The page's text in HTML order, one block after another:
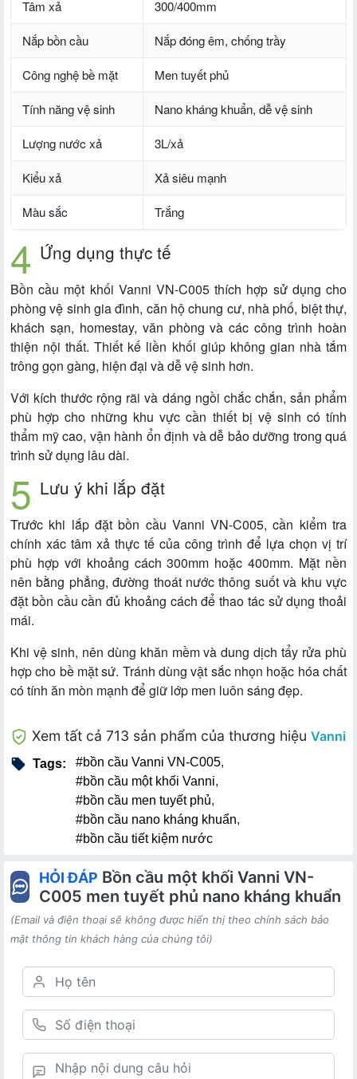
Tâm xả 300/400mm
Nắp bồn cầu Nắp đóng êm, chống trầy
Công nghệ bề mặt Men tuyết phủ
Tính năng vệ sinh Nano kháng khuẩn, dễ vệ sinh
Lượng nước xả 3L/xả
Kiểu xả Xả siêu mạnh
Màu sắc Trắng
Ứng dụng thực tế
Bồn cầu một khối Vanni VN-C005 thích hợp sử dụng cho
phòng vệ sinh gia đình, căn hộ chung cư, nhà phố, biệt thự,
khách sạn, homestay, văn phòng và các công trình hoàn
thiện nội thất. Thiết kế liền khối giúp không gian nhà tắm
trông gọn gàng, hiện đại và dễ vệ sinh hơn.
Với kích thước rộng rãi và dáng ngồi chắc chắn, sản phẩm
phù hợp cho những khu vực cần thiết bị vệ sinh có tính
thẩm mỹ cao, vận hành ổn định và dễ bảo dưỡng trong quá
trình sử dụng lâu dài.
Lưu ý khi lắp đặt
Trước khi lắp đặt bồn cầu Vanni VN-C005, cần kiểm tra
chính xác tâm xả thực tế của công trình để lựa chọn vị trí
phù hợp với khoảng cách 300mm hoặc 400mm. Mặt nền
nên bằng phẳng, đường thoát nước thông suốt và khu vực
đặt bồn cầu cần đủ khoảng cách để thao tác sử dụng thoải
mái.
Khi vệ sinh, nên dùng khăn mềm và dung dịch tẩy rửa phù
hợp cho bề mặt sứ. Tránh dùng vật sắc nhọn hoặc hóa chất
có tính ăn mòn mạnh để giữ lớp men luôn sáng đẹp.
Xem tất cả 713 sản phẩm của thương hiệu Vanni
Tags: #bồn cầu Vanni VN-C005,
#bồn cầu một khối Vanni,
#bồn cầu men tuyết phủ,
#bồn cầu nano kháng khuẩn,
#bồn cầu tiết kiệm nước
HỎI ĐÁP Bồn cầu một khối Vanni VN-
C005 men tuyết phủ nano kháng khuẩn
(Email và điện thoại sẽ không được hiển thị theo chính sách bảo
mật thông tin khách hàng của chúng tôi)